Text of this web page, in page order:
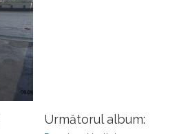
Următorul album: